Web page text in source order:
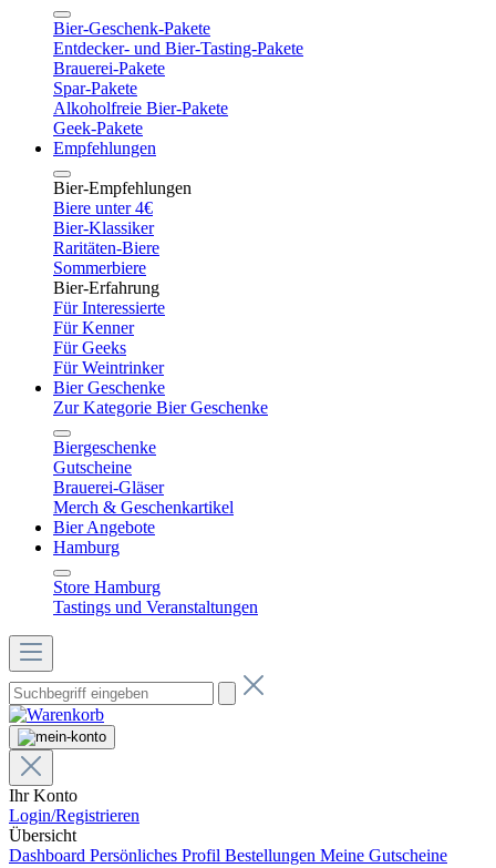
Bier-Geschenk-Pakete
Entdecker- und Bier-Tasting-Pakete
Brauerei-Pakete
Spar-Pakete
Alkoholfreie Bier-Pakete
Geek-Pakete
Empfehlungen
Bier-Empfehlungen
Biere unter 4€
Bier-Klassiker
Raritäten-Biere
Sommerbiere
Bier-Erfahrung
Für Interessierte
Für Kenner
Für Geeks
Für Weintrinker
Bier Geschenke
Zur Kategorie Bier Geschenke
Biergeschenke
Gutscheine
Brauerei-Gläser
Merch & Geschenkartikel
Bier Angebote
Hamburg
Store Hamburg
Tastings und Veranstaltungen
Ihr Konto
Login/Registrieren
Übersicht
Dashboard Persönliches Profil Bestellungen Meine Gutscheine